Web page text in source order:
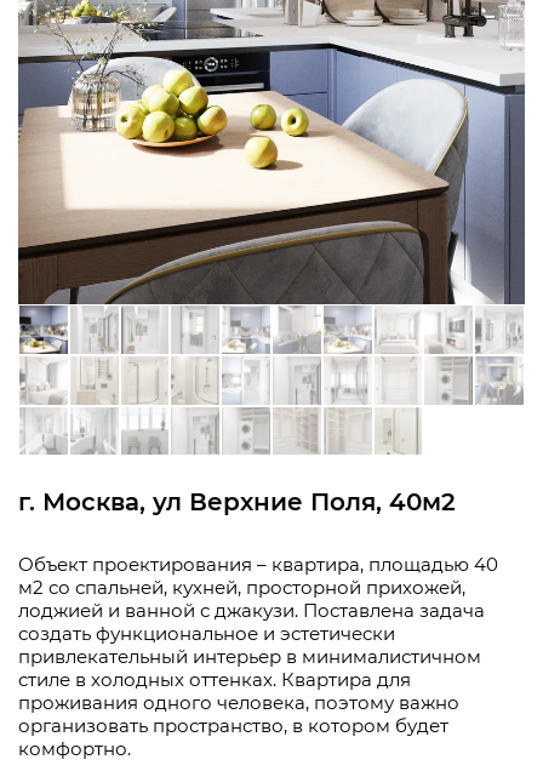
г. Москва, ул Верхние Поля, 40м2
Объект проектирования – квартира, площадью 40
м2 со спальней, кухней, просторной прихожей,
лоджией и ванной с джакузи. Поставлена задача
создать функциональное и эстетически
привлекательный интерьер в минималистичном
стиле в холодных оттенках. Квартира для
проживания одного человека, поэтому важно
организовать пространство, в котором будет
комфортно.